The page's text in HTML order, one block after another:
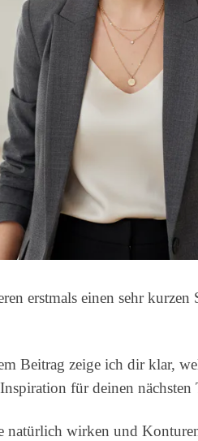
erstmals einen sehr
Beitrag zeige ich dir klar,
für deinen nächsten
wirken und